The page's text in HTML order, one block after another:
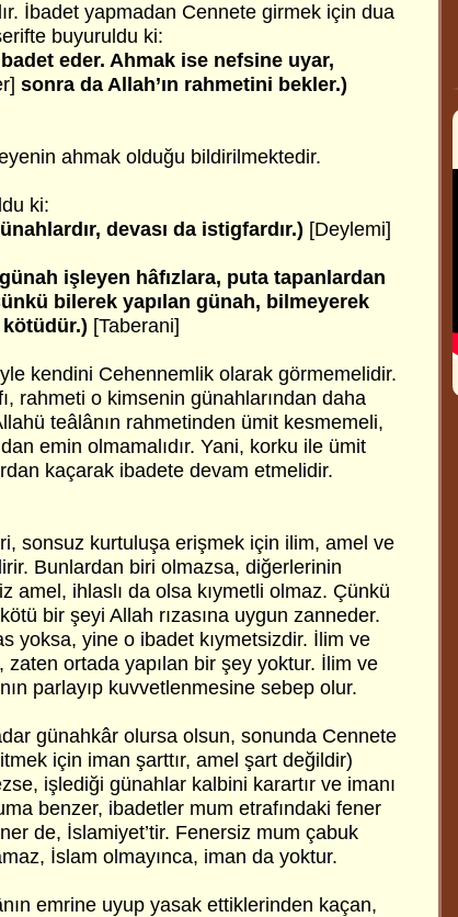
İbadet yapmadan Cennete girmek için dua
buyuruldu ki:
eder. Ahmak ise nefsine uyar,
sonra da Allah’ın rahmetini bekler.)
ahmak olduğu bildirilmektedir.
ki:
devası da istigfardır.) [Deylemi]
işleyen hâfızlara, puta tapanlardan
bilerek yapılan günah, bilmeyerek
[Taberani]
kendini Cehennemlik olarak görmemelidir.
rahmeti o kimsenin günahlarından daha
teâlânın rahmetinden ümit kesmemeli,
emin olmamalıdır. Yani, korku ile ümit
kaçarak ibadete devam etmelidir.
sonsuz kurtuluşa erişmek için ilim, amel ve
Bunlardan biri olmazsa, diğerlerinin
amel, ihlaslı da olsa kıymetli olmaz. Çünkü
kötü bir şeyi Allah rızasına uygun zanneder.
yoksa, yine o ibadet kıymetsizdir. İlim ve
ortada yapılan bir şey yoktur. İlim ve
parlayıp kuvvetlenmesine sebep olur.
günahkâr olursa olsun, sonunda Cennete
için iman şarttır, amel şart değildir)
işlediği günahlar kalbini karartır ve imanı
benzer, ibadetler mum etrafındaki fener
de, İslamiyet’tir. Fenersiz mum çabuk
İslam olmayınca, iman da yoktur.
emrine uyup yasak ettiklerinden kaçan,